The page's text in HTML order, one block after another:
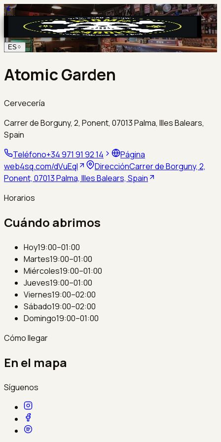
ES
Atomic Garden
Cervecería
Carrer de Borguny, 2, Ponent, 07013 Palma, Illes Balears,
Spain
Teléfono+34 971 91 92 14
Página
web4sq.com/dVuEql DirecciónCarrer de Borguny, 2,
Ponent, 07013 Palma, Illes Balears, Spain
Horarios
Cuándo abrimos
Hoy19:00–01:00
Martes19:00–01:00
Miércoles19:00–01:00
Jueves19:00–01:00
Viernes19:00–02:00
Sábado19:00–02:00
Domingo19:00–01:00
Cómo llegar
En el mapa
Síguenos